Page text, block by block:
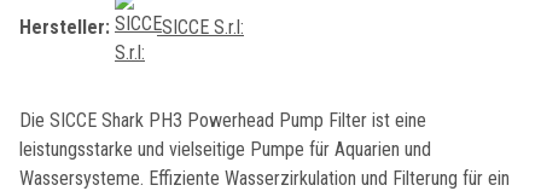
Hersteller: SICCE S.r.l:
Die SICCE Shark PH3 Powerhead Pump Filter ist eine
leistungsstarke und vielseitige Pumpe für Aquarien und
Wassersysteme. Effiziente Wasserzirkulation und Filterung für ein